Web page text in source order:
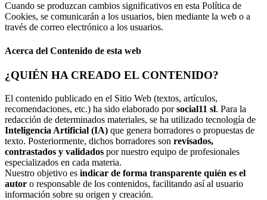
Cuando se produzcan cambios significativos en esta Política de
Cookies, se comunicarán a los usuarios, bien mediante la web o a
través de correo electrónico a los usuarios.
Acerca del Contenido de esta web
¿QUIÉN HA CREADO EL CONTENIDO?
El contenido publicado en el Sitio Web (textos, artículos,
recomendaciones, etc.) ha sido elaborado porsocial11 sl. Para la
redacción de determinados materiales, se ha utilizado tecnología de
Inteligencia Artificial (IA) que genera borradores o propuestas de
texto. Posteriormente, dichos borradores son revisados,
contrastados y validados por nuestro equipo de profesionales
especializados en cada materia.
Nuestro objetivo es indicar de forma transparente quién es el
autor o responsable de los contenidos, facilitando así al usuario
información sobre su origen y creación.